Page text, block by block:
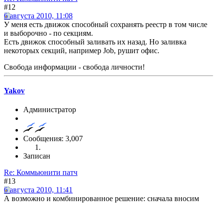
#12
6 августа 2010, 11:08
У меня есть движок способный сохранять реестр в том числе
и выборочно - по секциям.
Есть движок способный заливать их назад. Но заливка
некоторых секций, например Job, рушит офис.
Свобода информации - свобода личности!
Yakov
Администратор
Сообщения: 3,007
Записан
Re: Коммьюнити патч
#13
6 августа 2010, 11:41
А возможно и комбинированное решение: сначала вносим